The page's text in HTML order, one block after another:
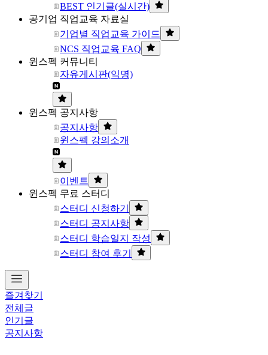
BEST 인기글(실시간)
공기업 직업교육 자료실
기업별 직업교육 가이드
NCS 직업교육 FAQ
윈스펙 커뮤니티
자유게시판(익명)
윈스펙 공지사항
공지사항
윈스펙 강의소개
이벤트
윈스펙 무료 스터디
스터디 신청하기
스터디 공지사항
스터디 학습일지 작성
스터디 참여 후기
즐겨찾기
전체글
인기글
공지사항